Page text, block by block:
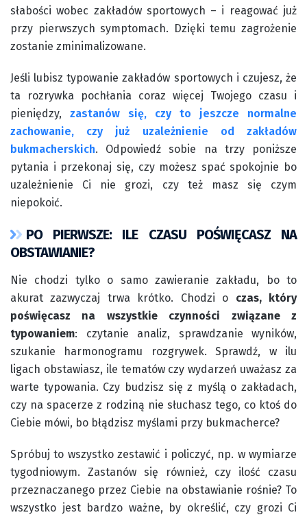
słabości wobec zakładów sportowych – i reagować już
przy pierwszych symptomach. Dzięki temu zagrożenie
zostanie zminimalizowane.
Jeśli lubisz typowanie zakładów sportowych i czujesz, że
ta rozrywka pochłania coraz więcej Twojego czasu i
pieniędzy, zastanów się, czy to jeszcze normalne
zachowanie, czy już uzależnienie od zakładów
bukmacherskich. Odpowiedź sobie na trzy poniższe
pytania i przekonaj się, czy możesz spać spokojnie bo
uzależnienie Ci nie grozi, czy też masz się czym
niepokoić.
PO PIERWSZE: ILE CZASU POŚWIĘCASZ NA
OBSTAWIANIE?
Nie chodzi tylko o samo zawieranie zakładu, bo to
akurat zazwyczaj trwa krótko. Chodzi o czas, który
poświęcasz na wszystkie czynności związane z
typowaniem: czytanie analiz, sprawdzanie wyników,
szukanie harmonogramu rozgrywek. Sprawdź, w ilu
ligach obstawiasz, ile tematów czy wydarzeń uważasz za
warte typowania. Czy budzisz się z myślą o zakładach,
czy na spacerze z rodziną nie słuchasz tego, co ktoś do
Ciebie mówi, bo błądzisz myślami przy bukmacherce?
Spróbuj to wszystko zestawić i policzyć, np. w wymiarze
tygodniowym. Zastanów się również, czy ilość czasu
przeznaczanego przez Ciebie na obstawianie rośnie? To
wszystko jest bardzo ważne, by określić, czy grozi Ci